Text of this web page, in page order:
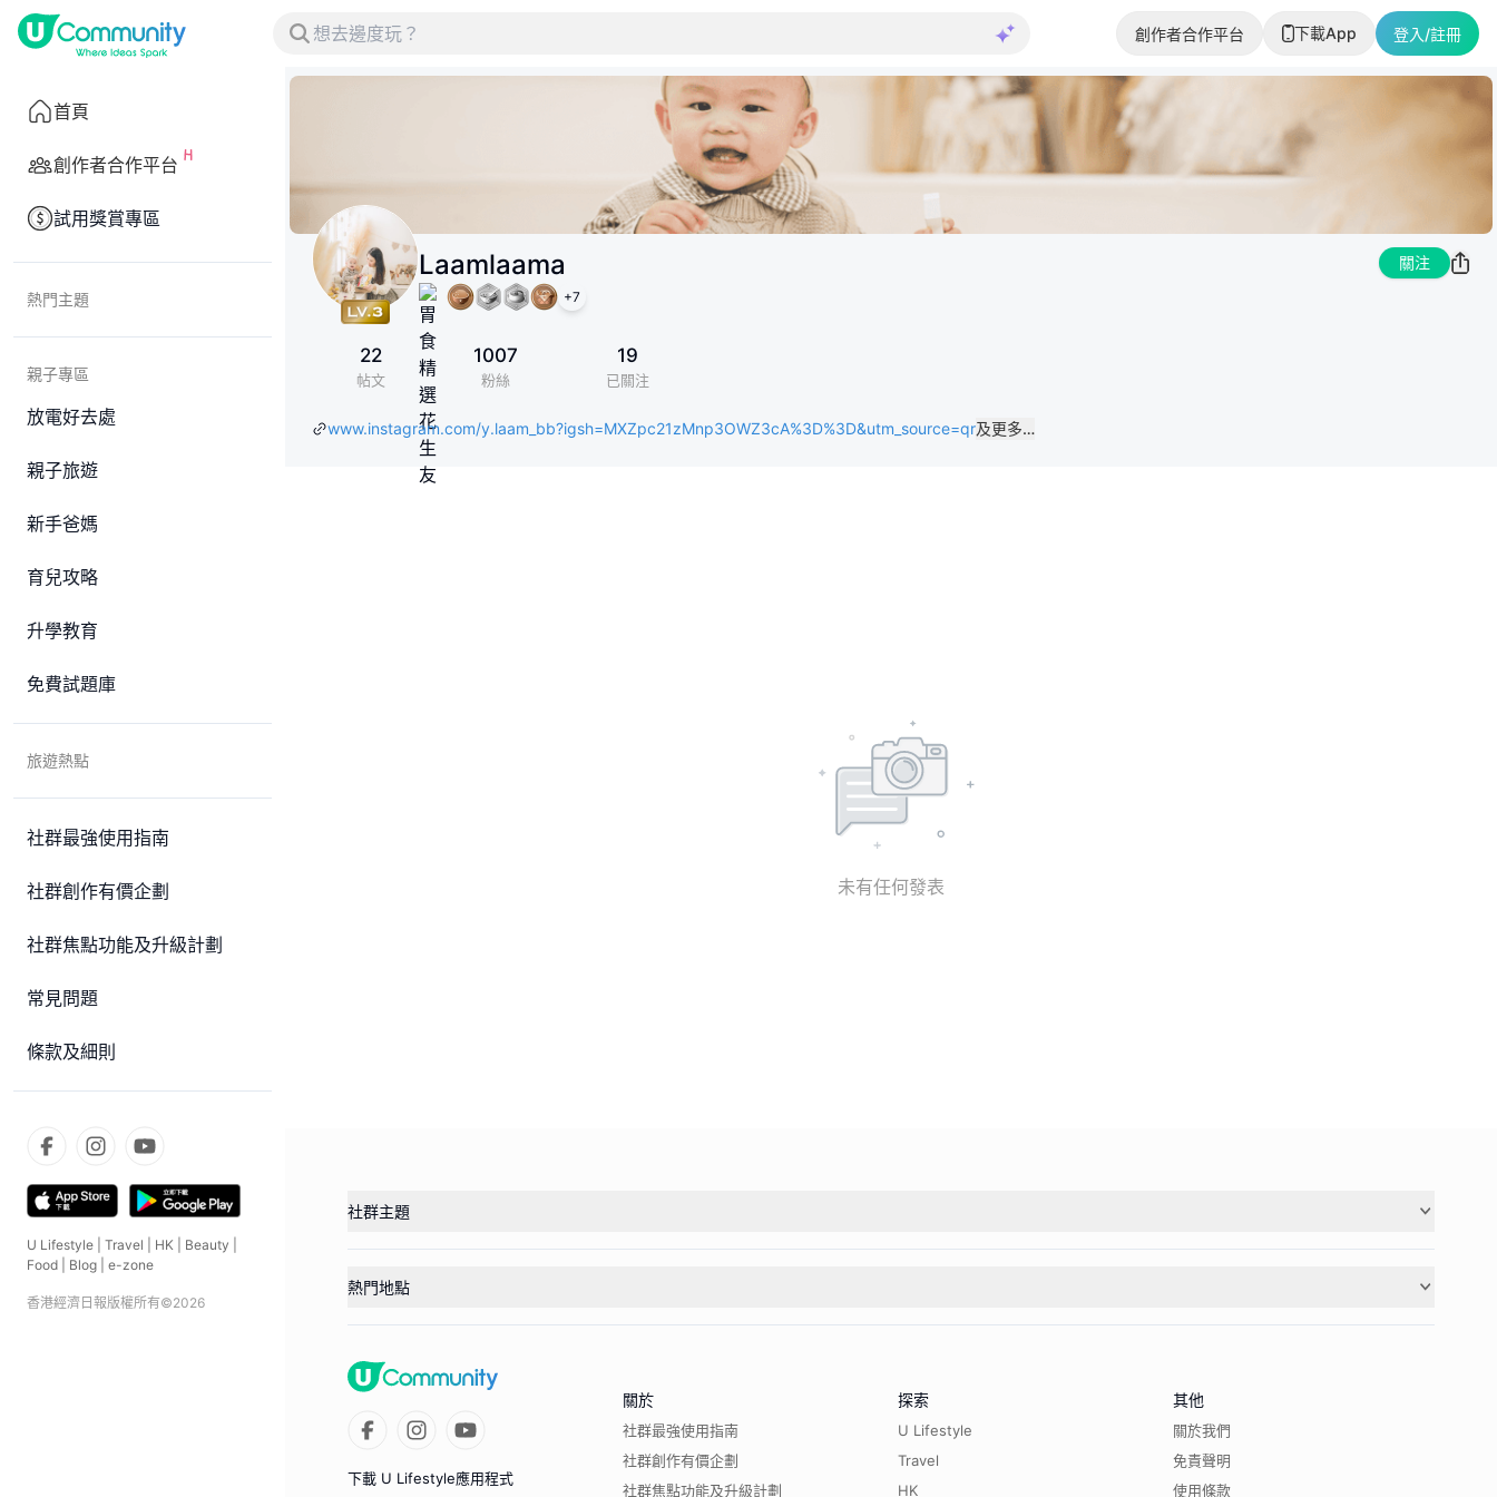
創作者合作平台 下載App 登入/註冊
首頁
創作者合作平台
試用獎賞專區
熱門主題
親子專區
放電好去處
親子旅遊
新手爸媽
育兒攻略
升學教育
免費試題庫
旅遊熱點
社群最強使用指南
社群創作有價企劃
社群焦點功能及升級計劃
常見問題
條款及細則
U Lifestyle Travel HK Beauty
Food
Blog e-zone
香港經濟日報版權所有©2026
Laamlaama
+7
關注
22
帖文
1007
粉絲
19
已關注
www.instagram.com/y.laam_bb?igsh=MXZpc21zMnp3OWZ3cA%3D%3D&utm_source=qr及更多…
未有任何發表
社群主題
熱門地點
下載 U Lifestyle應用程式
關於
社群最強使用指南
社群創作有價企劃
社群焦點功能及升級計劃
探索
U Lifestyle
Travel
HK
其他
關於我們
免責聲明
使用條款